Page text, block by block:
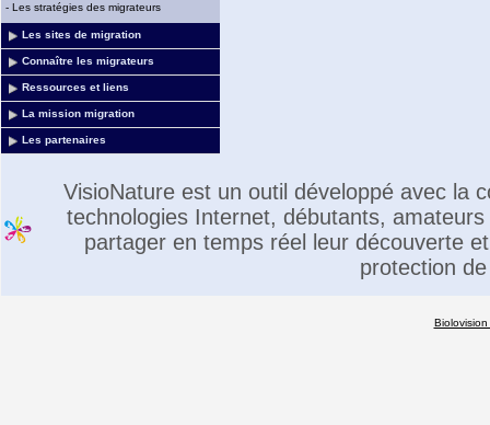
- Les stratégies des migrateurs
Les sites de migration
Connaître les migrateurs
Ressources et liens
La mission migration
Les partenaires
VisioNature est un outil développé avec la
technologies Internet, débutants,
partager en temps réel leur découverte
protection
Biolovision